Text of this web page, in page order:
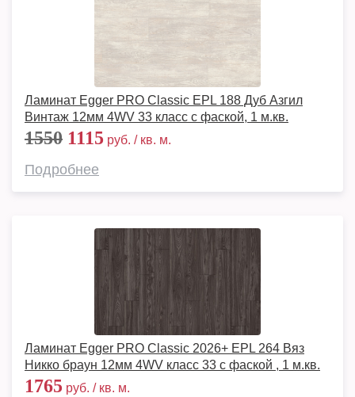
Ламинат Egger PRO Classic EPL 188 Дуб Азгил
Винтаж 12мм 4WV 33 класс с фаской, 1 м.кв.
1550 1115 руб. / кв. м.
Подробнее
Ламинат Egger PRO Classic 2026+ EPL 264 Вяз
Никко браун 12мм 4WV класс 33 с фаской , 1 м.кв.
1765 руб. / кв. м.